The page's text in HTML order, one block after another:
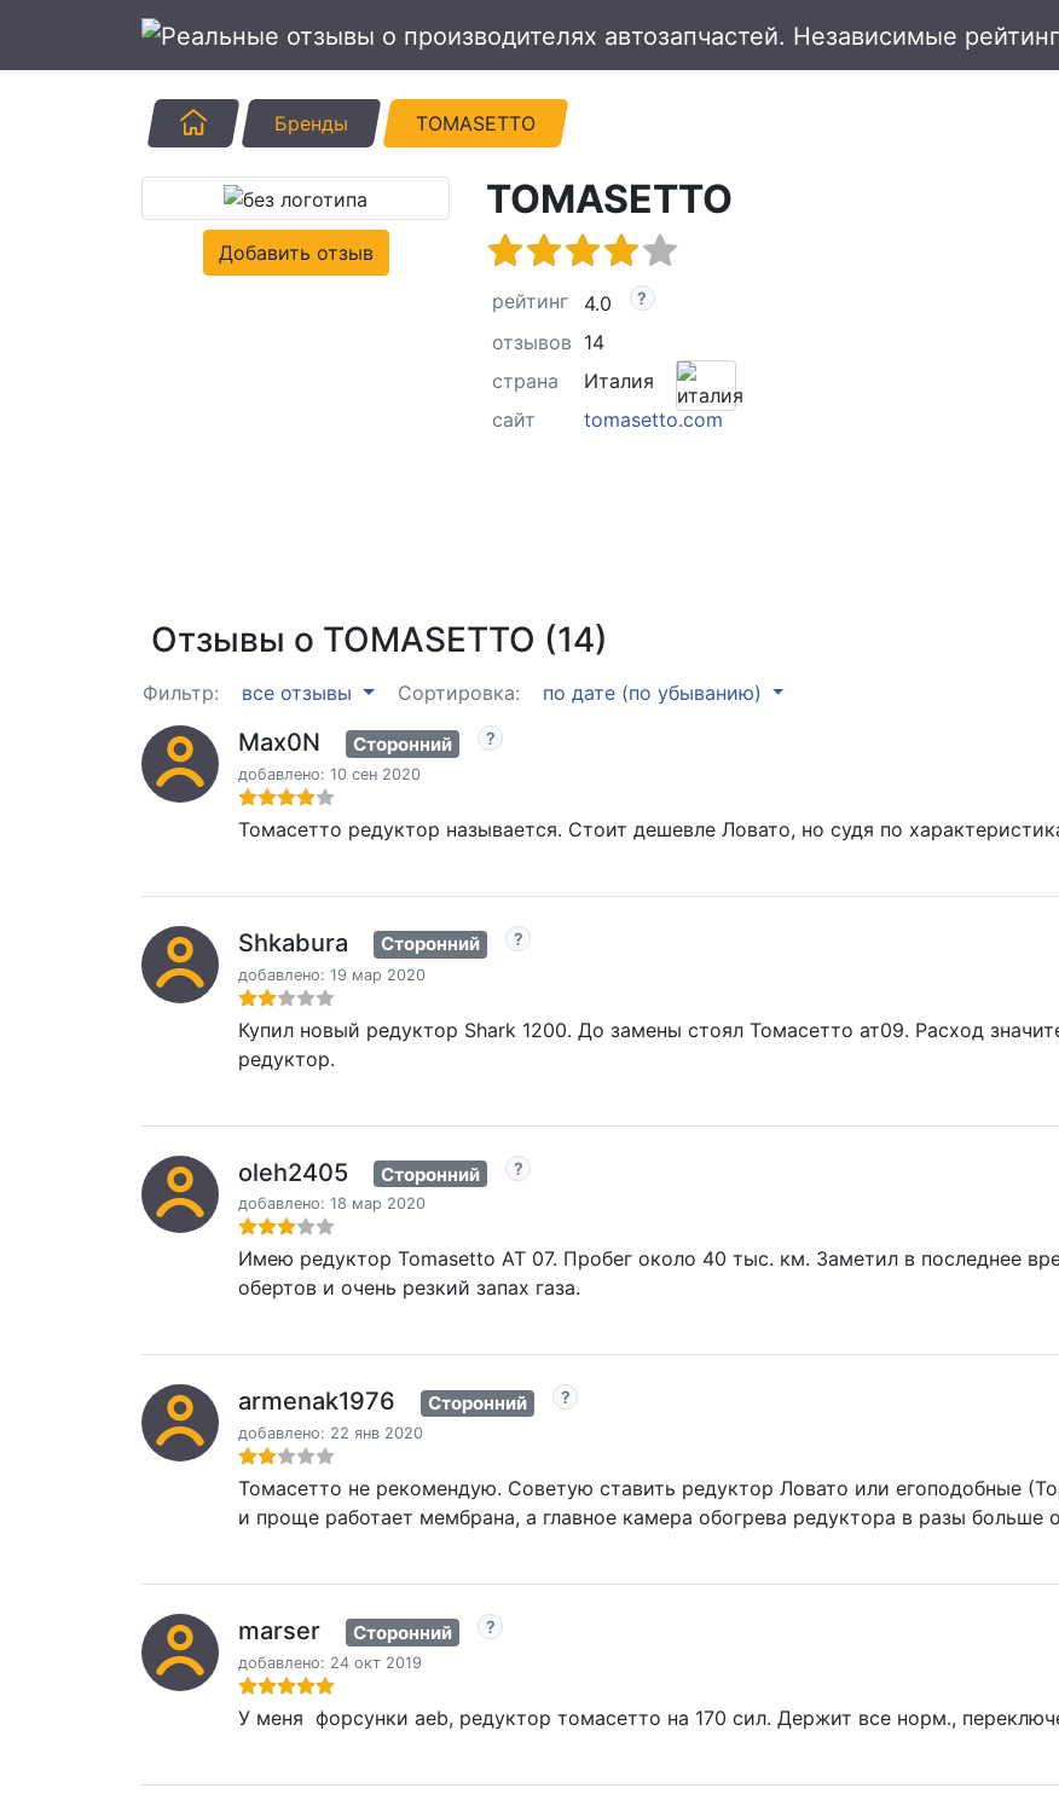
ГлавнаяБренды TOMASETTO
Добавить отзыв
TOMASETTO
рейтинг
4.0
отзывов 14
страна
Италия
сайт
tomasetto.com
Отзывы о TOMASETTO (14)
Фильтр: все отзывы Сортировка: по дате (по убыванию)
Max0N Сторонний
добавлено: 10 сен 2020
Томасетто редуктор называется. Стоит дешевле Ловато, но судя по
Shkabura Сторонний
добавлено: 19 мар 2020
Купил новый редуктор Shark 1200. До замены стоял Томасетто ат09. Расход
редуктор.
oleh2405 Сторонний
добавлено: 18 мар 2020
Имею редуктор Tomasetto AT 07. Пробег около 40 тыс. км. Заметил в последнее
обертов и очень резкий запах газа.
armenak1976 Сторонний
добавлено: 22 янв 2020
Томасетто не рекомендую. Советую ставить редуктор Ловато или егоподобные
и проще работает мембрана, а главное камера обогрева редуктора в разы больше
marser Сторонний
добавлено: 24 окт 2019
У меня форсунки aeb, редуктор томасетто на 170 сил. Держит все норм.,